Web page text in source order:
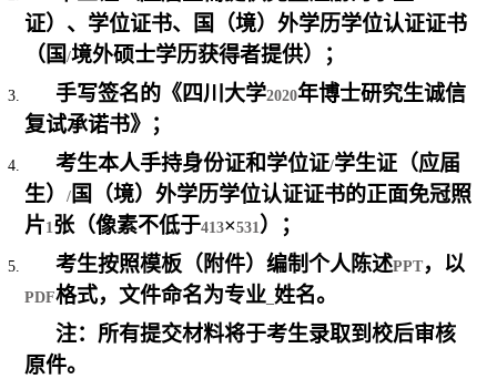
证）、学位证书、国（境）外学历学位认证证书
（国/境外硕士学历获得者提供）；
手写签名的《四川大学2020年博士研究生诚信
复试承诺书》；
考生本人手持身份证和学位证/学生证（应届
生）/ 国（境）外学历学位认证证书的正面免冠照
片1张（像素不低于413×531）；
考生按照模板（附件）编制个人陈述PPT ，以
PDF格式，文件命名为专业 _姓名。
注：所有提交材料将于考生录取到校后审核
原件。